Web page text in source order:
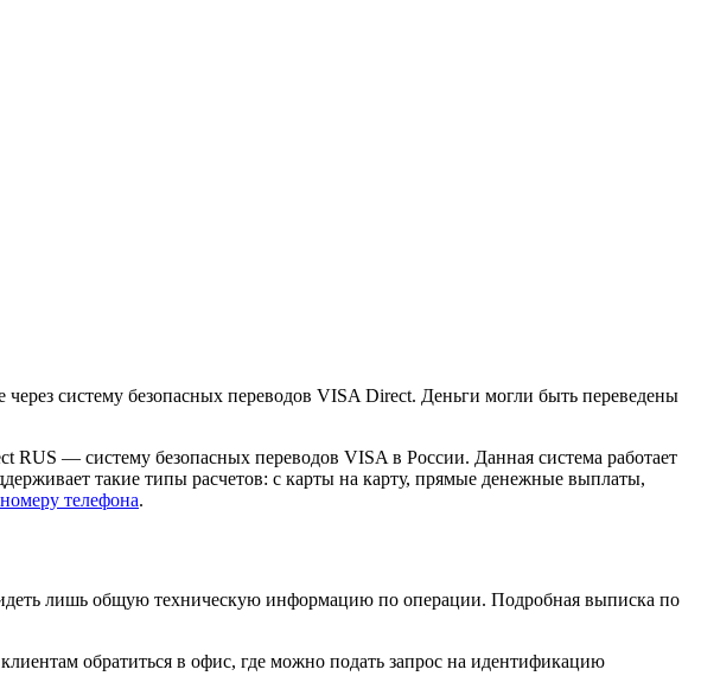
систему безопасных переводов VISA Direct. Деньги могли быть переведены
— систему безопасных переводов VISA в России. Данная система работает
такие типы расчетов: с карты на карту, прямые денежные выплаты,
телефона.
лишь общую техническую информацию по операции. Подробная выписка по
обратиться в офис, где можно подать запрос на идентификацию